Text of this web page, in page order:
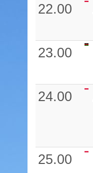
22.00
23.00
24.00
25.00